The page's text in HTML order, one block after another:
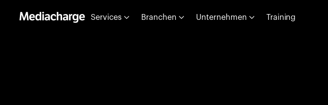
Services Branchen Unternehmen Training